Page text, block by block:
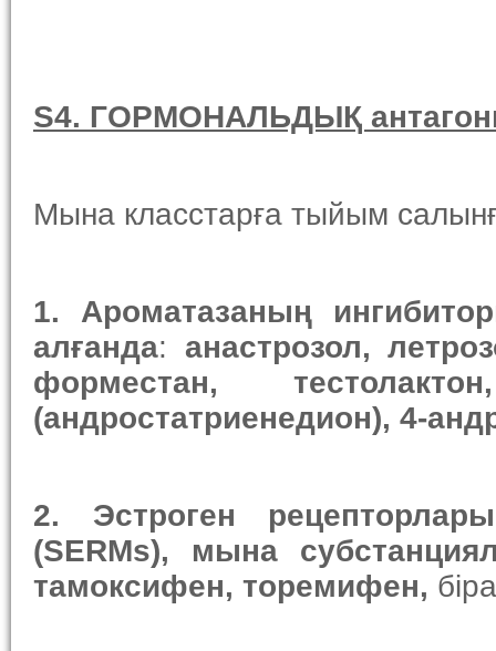
S4. ГОРМОНАЛЬДЫҚ
Мына класстарға тыйым
1. Ароматазаның и
алғанда: анастрозол,
форместан,
(андростатриенедион), 4-
2.
Эстроген
(SERMs),
мына
тамоксифен, торемифен,